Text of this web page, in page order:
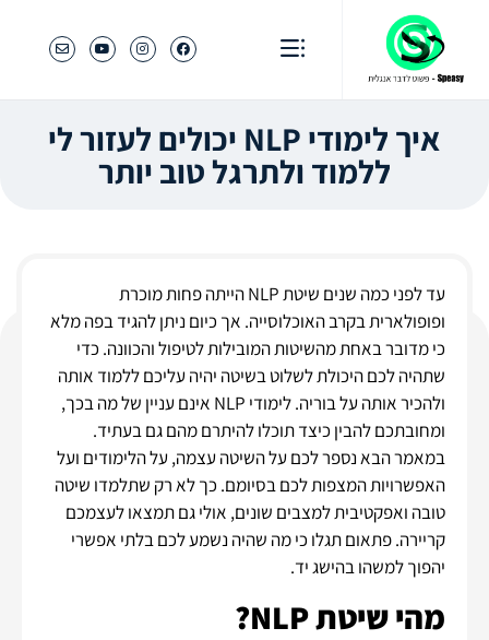
איך לימודי NLP יכולים לעזור לי
ללמוד ולתרגל טוב יותר
עד לפני כמה שנים שיטת NLP הייתה פחות מוכרת
ופופולארית בקרב האוכלוסייה. אך כיום ניתן להגיד בפה מלא
כי מדובר באחת מהשיטות המובילות לטיפול והכוונה. כדי
שתהיה לכם היכולת לשלוט בשיטה יהיה עליכם ללמוד אותה
ולהכיר אותה על בוריה. לימודי NLP אינם עניין של מה בכך,
ומחובתכם להבין כיצד תוכלו להיתרם מהם גם בעתיד.
במאמר הבא נספר לכם על השיטה עצמה, על הלימודים ועל
האפשרויות המצפות לכם בסיומם. כך לא רק שתלמדו שיטה
טובה ואפקטיבית למצבים שונים, אולי גם תמצאו לעצמכם
קריירה. פתאום תגלו כי מה שהיה נשמע לכם בלתי אפשרי
יהפוך למשהו בהישג יד.
מהי שיטת NLP?